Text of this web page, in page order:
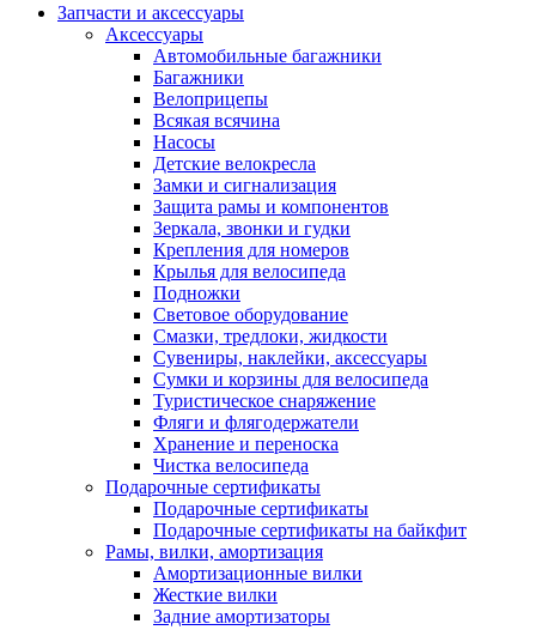
Запчасти и аксессуары
Аксессуары
Автомобильные багажники
Багажники
Велоприцепы
Всякая всячина
Насосы
Детские велокресла
Замки и сигнализация
Защита рамы и компонентов
Зеркала, звонки и гудки
Крепления для номеров
Крылья для велосипеда
Подножки
Световое оборудование
Смазки, тредлоки, жидкости
Сувениры, наклейки, аксессуары
Сумки и корзины для велосипеда
Туристическое снаряжение
Фляги и флягодержатели
Хранение и переноска
Чистка велосипеда
Подарочные сертификаты
Подарочные сертификаты
Подарочные сертификаты на байкфит
Рамы, вилки, амортизация
Амортизационные вилки
Жесткие вилки
Задние амортизаторы